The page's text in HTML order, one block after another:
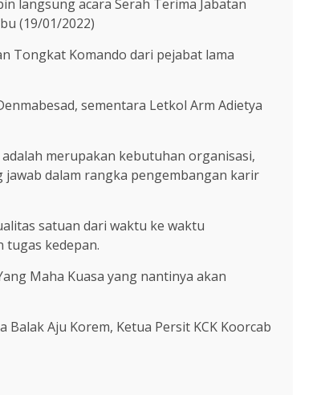
langsung acara Serah Terima Jabatan
(19/01/2022)
Tongkat Komando dari pejabat lama
sementara Letkol Arm Adietya
merupakan kebutuhan organisasi,
dalam rangka pengembangan karir
satuan dari waktu ke waktu
tugas kedepan.
Maha Kuasa yang nantinya akan
Aju Korem, Ketua Persit KCK Koorcab